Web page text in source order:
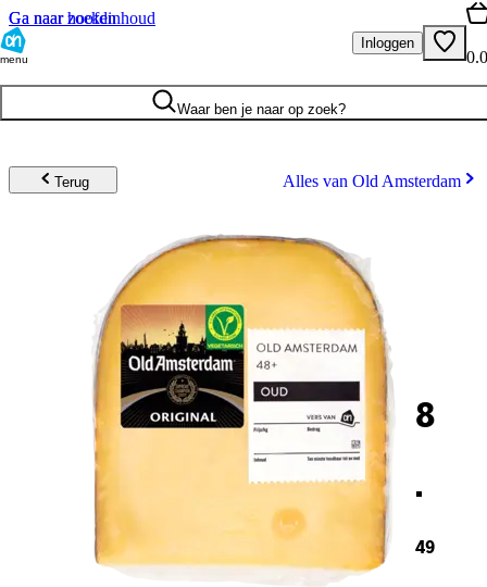
Ga naar hoofdinhoud
Ga naar zoeken
menu
Inloggen
Waar ben je naar op zoek?
Terug Alles van Old Amsterdam
8
.
49